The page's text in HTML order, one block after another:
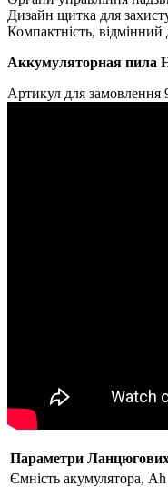
Дизайн щитка для
Компактність,
Аккумуляторная пила
Артикул для замовлення
Параметри
Ємність акумулятора, Ah